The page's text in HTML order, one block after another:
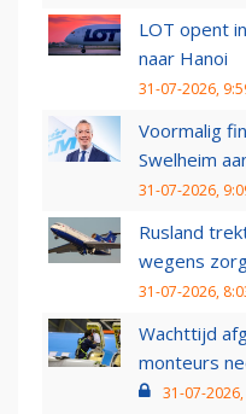
LOT opent
naar Hanoi
31-07-2026,
Voormalig
Swelheim
31-07-2026,
Rusland
wegens
31-07-2026,
Wachttijd
monteurs
31-07-2026,